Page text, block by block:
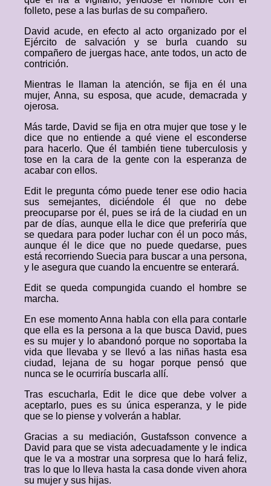
folleto, pese a las burlas de su compañero.
David acude, en efecto al acto organizado por el
Ejército de salvación y se burla cuando su
compañero de juergas hace, ante todos, un acto de
contrición.
Mientras le llaman la atención, se fija en él una
mujer, Anna, su esposa, que acude, demacrada y
ojerosa.
Más tarde, David se fija en otra mujer que tose y le
dice que no entiende a qué viene el esconderse
para hacerlo. Que él también tiene tuberculosis y
tose en la cara de la gente con la esperanza de
acabar con ellos.
Edit le pregunta cómo puede tener ese odio hacia
sus semejantes, diciéndole él que no debe
preocuparse por él, pues se irá de la ciudad en un
par de días, aunque ella le dice que preferiría que
se quedara para poder luchar con él un poco más,
aunque él le dice que no puede quedarse, pues
está recorriendo Suecia para buscar a una persona,
y le asegura que cuando la encuentre se enterará.
Edit se queda compungida cuando el hombre se
marcha.
En ese momento Anna habla con ella para contarle
que ella es la persona a la que busca David, pues
es su mujer y lo abandonó porque no soportaba la
vida que llevaba y se llevó a las niñas hasta esa
ciudad, lejana de su hogar porque pensó que
nunca se le ocurriría buscarla allí.
Tras escucharla, Edit le dice que debe volver a
aceptarlo, pues es su única esperanza, y le pide
que se lo piense y volverán a hablar.
Gracias a su mediación, Gustafsson convence a
David para que se vista adecuadamente y le indica
que le va a mostrar una sorpresa que lo hará feliz,
tras lo que lo lleva hasta la casa donde viven ahora
su mujer y sus hijas.